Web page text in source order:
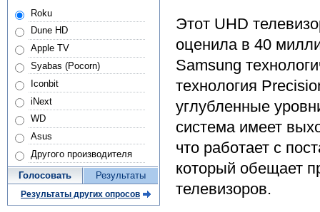
Этот UHD
оценила в 40
Samsung
технология
углубленные
система имеет
что работает с
который обещает
телевизоров.
Roku
Dune HD
Apple TV
Syabas (Pocorn)
Iconbit
iNext
WD
Asus
Другого производителя
Голосовать Результаты
Результаты других опросов